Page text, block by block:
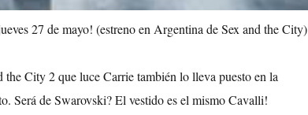
27 de mayo! (estreno en Argentina de Sex and the City)
City 2 que luce Carrie también lo lleva puesto en la
Será de Swarovski? El vestido es el mismo Cavalli!